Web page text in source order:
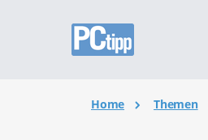
Home Themen